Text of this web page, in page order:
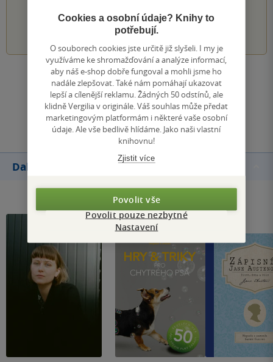
3 4 5
Zobrazit všechna hodnocení
Přidat hodnocení
Další knihy autora
Cookies a osobní údaje? Knihy to
potřebují.
O souborech cookies jste určitě již slyšeli. I my je
využíváme ke shromažďování a analýze informací,
aby náš e-shop dobře fungoval a mohli jsme ho
nadále zlepšovat. Také nám pomáhají ukazovat
lepší a cílenější reklamu. Žádných 50 odstínů, ale
klidně Vergilia v originále. Váš souhlas může předat
marketingovým platformám i některé vaše osobní
údaje. Ale vše bedlivě hlídáme. Jako naši vlastní
knihovnu!
Zjistit více
Povolit vše
Povolit pouze nezbytné
Nastavení